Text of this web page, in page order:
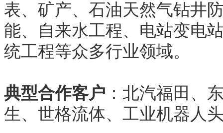
表、矿产、石油天然气钻井
能、自来水工程、电站变电
统工程等众多行业领域。
典型合作客户 ：北汽福田、
生、世格流体、工业机器人